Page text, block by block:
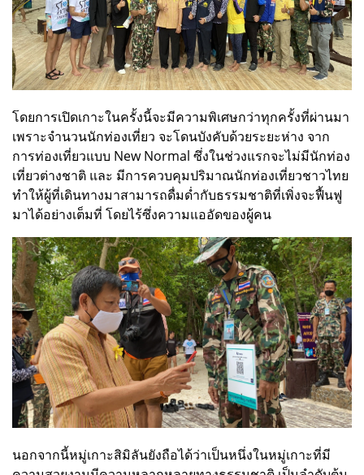
โดยการเปิดเกาะในครั้งนี้จะมีความพิเศษกว่าทุกครั้งที่ผ่านมา
เพราะจำนวนนักท่องเที่ยว จะโดนบังคับด้วยระยะห่าง จาก
การท่องเที่ยวแบบ​ New​ Normal​ ซึ่งในช่วงแรกจะไม่มีนักท่อง
เที่ยวต่างชาติ และ มีการควบคุมปริมาณนักท่องเที่ยวชาวไทย
ทำให้ผู้ที่เดินทางมาสามารถดื่มด่ำกับธรรมชาติที่เพิ่งจะฟื้นฟู
มาได้อย่างเต็มที่ โดยไร้ซึ่งความแออัดของผู้คน​
นอกจากนี้หมู่เกาะสิมิลันยังถือได้ว่าเป็นหนึ่งในหมู่เกาะที่มี